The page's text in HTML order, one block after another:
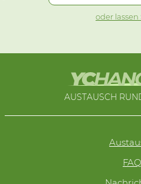
oder lassen
AUSTAUSCH
FAQ